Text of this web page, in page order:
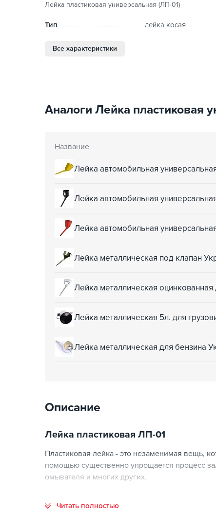
Лейка пластиковая универсальная (ЛП-01)
Тип лейка косая
Все характеристики
Аналоги Лейка пластиковая
Название
Лейка автомобильная
Лейка автомобильная
Лейка автомобильная
Лейка металлическая под клапан
Лейка металлическая оцинкованная
Лейка металлическая 5л. для
Лейка металлическая для бензина
Описание
Лейка пластиковая ЛП-01
Пластиковая лейка - это незаменимая вещь,
помощью существенно упрощается процесс
омывателя и многих других.
Читать полностью